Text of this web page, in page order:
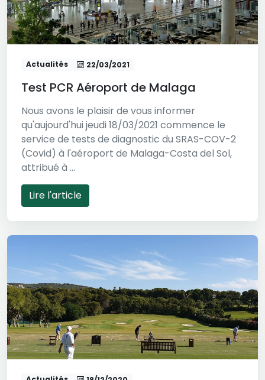
Actualités 22/03/2021
Test PCR Aéroport de Malaga
Nous avons le plaisir de vous informer
qu'aujourd'hui jeudi 18/03/2021 commence le
service de tests de diagnostic du SRAS-COV-2
(Covid) à l'aéroport de Malaga-Costa del Sol,
attribué à ...
Lire l'article